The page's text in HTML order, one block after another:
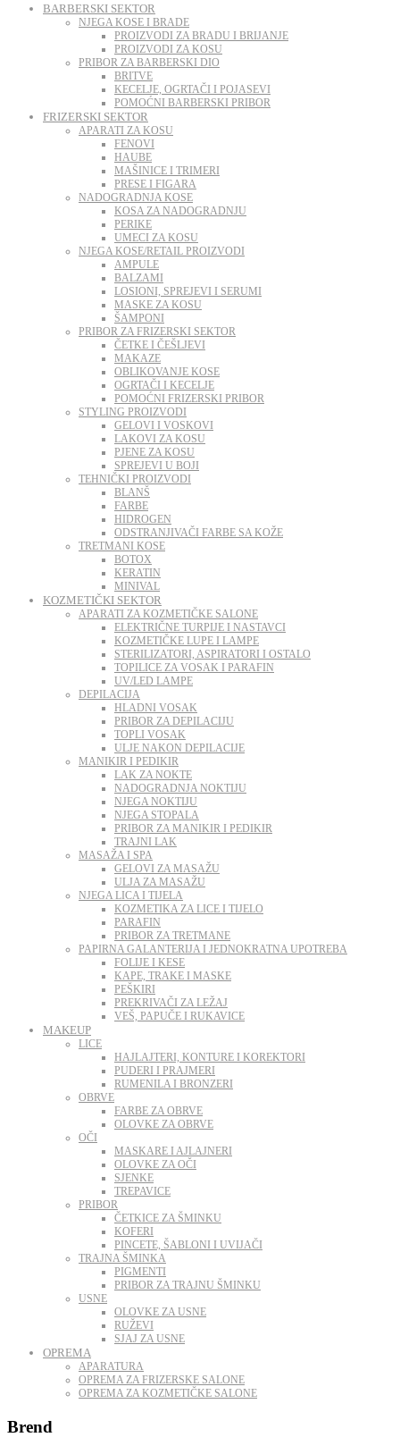
BARBERSKI SEKTOR
NJEGA KOSE I BRADE
PROIZVODI ZA BRADU I BRIJANJE
PROIZVODI ZA KOSU
PRIBOR ZA BARBERSKI DIO
BRITVE
KECELJE, OGRTAČI I POJASEVI
POMOĆNI BARBERSKI PRIBOR
FRIZERSKI SEKTOR
APARATI ZA KOSU
FENOVI
HAUBE
MAŠINICE I TRIMERI
PRESE I FIGARA
NADOGRADNJA KOSE
KOSA ZA NADOGRADNJU
PERIKE
UMECI ZA KOSU
NJEGA KOSE/RETAIL PROIZVODI
AMPULE
BALZAMI
LOSIONI, SPREJEVI I SERUMI
MASKE ZA KOSU
ŠAMPONI
PRIBOR ZA FRIZERSKI SEKTOR
ČETKE I ČEŠLJEVI
MAKAZE
OBLIKOVANJE KOSE
OGRTAČI I KECELJE
POMOĆNI FRIZERSKI PRIBOR
STYLING PROIZVODI
GELOVI I VOSKOVI
LAKOVI ZA KOSU
PJENE ZA KOSU
SPREJEVI U BOJI
TEHNIČKI PROIZVODI
BLANŠ
FARBE
HIDROGEN
ODSTRANJIVAČI FARBE SA KOŽE
TRETMANI KOSE
BOTOX
KERATIN
MINIVAL
KOZMETIČKI SEKTOR
APARATI ZA KOZMETIČKE SALONE
ELEKTRIČNE TURPIJE I NASTAVCI
KOZMETIČKE LUPE I LAMPE
STERILIZATORI, ASPIRATORI I OSTALO
TOPILICE ZA VOSAK I PARAFIN
UV/LED LAMPE
DEPILACIJA
HLADNI VOSAK
PRIBOR ZA DEPILACIJU
TOPLI VOSAK
ULJE NAKON DEPILACIJE
MANIKIR I PEDIKIR
LAK ZA NOKTE
NADOGRADNJA NOKTIJU
NJEGA NOKTIJU
NJEGA STOPALA
PRIBOR ZA MANIKIR I PEDIKIR
TRAJNI LAK
MASAŽA I SPA
GELOVI ZA MASAŽU
ULJA ZA MASAŽU
NJEGA LICA I TIJELA
KOZMETIKA ZA LICE I TIJELO
PARAFIN
PRIBOR ZA TRETMANE
PAPIRNA GALANTERIJA I JEDNOKRATNA UPOTREBA
FOLIJE I KESE
KAPE, TRAKE I MASKE
PEŠKIRI
PREKRIVAČI ZA LEŽAJ
VEŠ, PAPUČE I RUKAVICE
MAKEUP
LICE
HAJLAJTERI, KONTURE I KOREKTORI
PUDERI I PRAJMERI
RUMENILA I BRONZERI
OBRVE
FARBE ZA OBRVE
OLOVKE ZA OBRVE
OČI
MASKARE I AJLAJNERI
OLOVKE ZA OČI
SJENKE
TREPAVICE
PRIBOR
ČETKICE ZA ŠMINKU
KOFERI
PINCETE, ŠABLONI I UVIJAČI
TRAJNA ŠMINKA
PIGMENTI
PRIBOR ZA TRAJNU ŠMINKU
USNE
OLOVKE ZA USNE
RUŽEVI
SJAJ ZA USNE
OPREMA
APARATURA
OPREMA ZA FRIZERSKE SALONE
OPREMA ZA KOZMETIČKE SALONE
Brend